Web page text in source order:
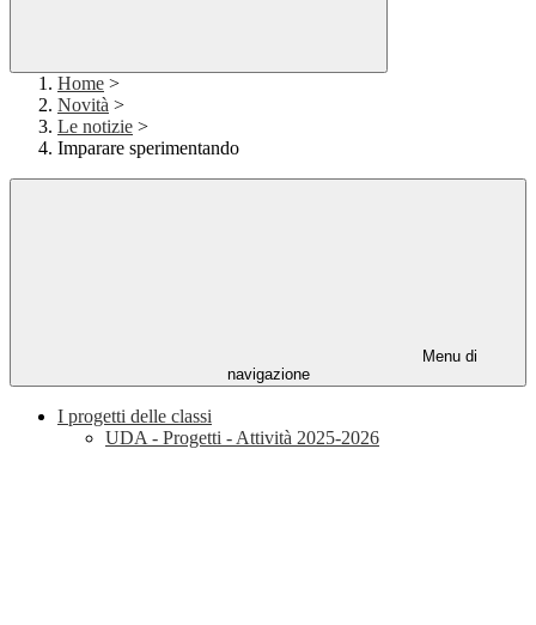
Home >
Novità >
Le notizie >
Imparare sperimentando
Menu di
navigazione
I progetti delle classi
UDA - Progetti - Attività 2025-2026